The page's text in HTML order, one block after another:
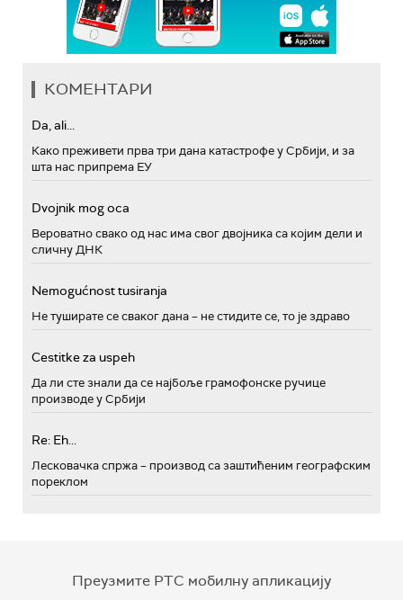
КОМЕНТАРИ
Da, ali...
Како преживети прва три дана катастрофе у Србији, и за
шта нас припрема ЕУ
Dvojnik mog oca
Вероватно свако од нас има свог двојника са којим дели и
сличну ДНК
Nemogućnost tusiranja
Не туширате се сваког дана – не стидите се, то је здраво
Cestitke za uspeh
Да ли сте знали да се најбоље грамофонске ручице
производе у Србији
Re: Eh...
Лесковачка спржа – производ са заштићеним географским
пореклом
Преузмите РТС мобилну апликацију